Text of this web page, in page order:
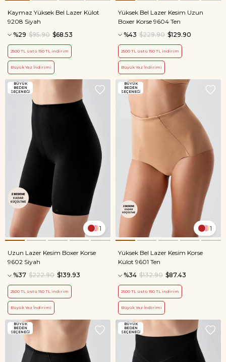
Kaymaz Yüksek Bel Lazer Külot
9208 Siyah
%29
$68.53
$95.90
2500 TL üstü 150 TL indirim
Büyük Yaz İndirimi
Yüksek Bel Lazer Kesim Uzun
Boxer Korse 9604 Ten
%43
$129.90
$229.90
2500 TL üstü 150 TL indirim
Büyük Yaz İndirimi
1
Uzun Lazer Kesim Boxer Korse
9602 Siyah
%37
$139.93
$222.90
2500 TL üstü 150 TL indirim
Büyük Yaz İndirimi
BÜYÜK
BEDEN
SEÇENEĞİ
1
Yüksek Bel Lazer Kesim Korse
Külot 9601 Ten
%34
$87.43
$132.90
2500 TL üstü 150 TL indirim
Büyük Yaz İndirimi
BÜYÜK
BEDEN
SEÇENEĞİ
BÜYÜK
BEDEN
SEÇENEĞİ
BÜYÜK
BEDEN
SEÇENEĞİ